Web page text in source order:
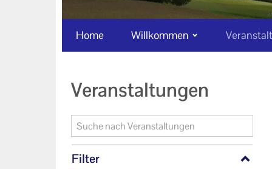
Home Willkommen
Veranstaltungen
Filter
Alle Veranstaltungen
Ihr Kontakt zu uns